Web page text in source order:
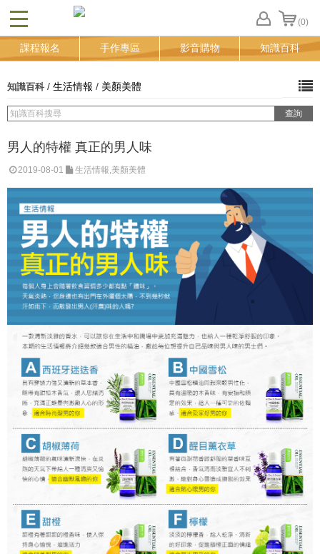
CLOSE (0)
FB
登
清
單
課程報名 手作專區 影音購物 知識百科
知識百科 / 生活情報 / 美顏美體
男人的特權 真正的男人味
2019-08-01 生活情報,美顏美體